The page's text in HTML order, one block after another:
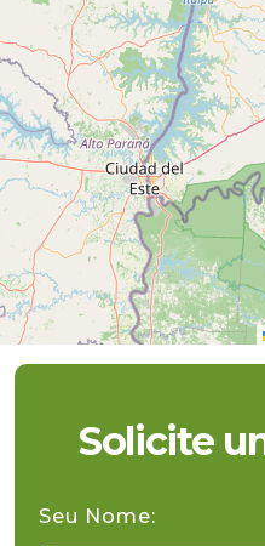
Solicite
Seu Nome: